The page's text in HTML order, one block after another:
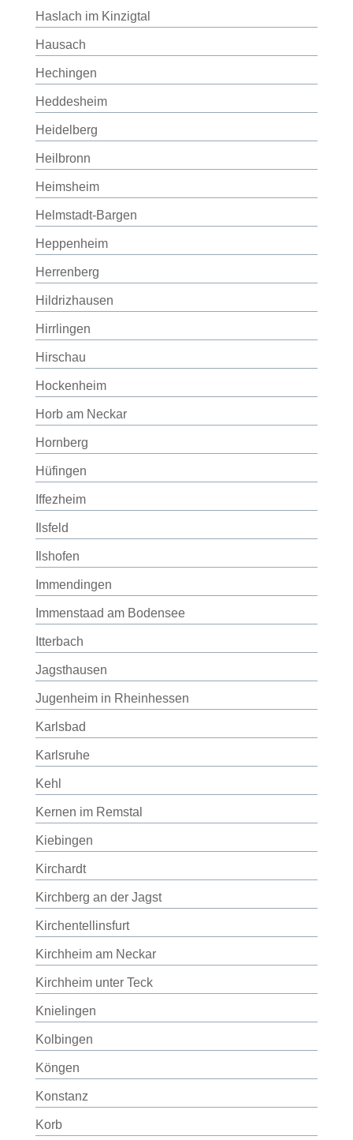
Haslach im Kinzigtal
Hausach
Hechingen
Heddesheim
Heidelberg
Heilbronn
Heimsheim
Helmstadt-Bargen
Heppenheim
Herrenberg
Hildrizhausen
Hirrlingen
Hirschau
Hockenheim
Horb am Neckar
Hornberg
Hüfingen
Iffezheim
Ilsfeld
Ilshofen
Immendingen
Immenstaad am Bodensee
Itterbach
Jagsthausen
Jugenheim in Rheinhessen
Karlsbad
Karlsruhe
Kehl
Kernen im Remstal
Kiebingen
Kirchardt
Kirchberg an der Jagst
Kirchentellinsfurt
Kirchheim am Neckar
Kirchheim unter Teck
Knielingen
Kolbingen
Köngen
Konstanz
Korb